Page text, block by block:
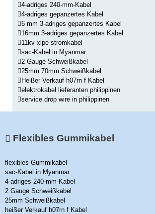
4-adriges 240-mm-Kabel
4-adriges gepanzertes Kabel
6 mm 3-adriges gepanzertes Kabel
16mm 3-adriges gepanzertes Kabel
11kv xlpe stromkabel
sac-Kabel in Myanmar
2 Gauge Schweißkabel
25mm 70mm Schweißkabel
Heißer Verkauf h07rn f Kabel
elektrokabel lieferanten philippinen
service drop wire in philippinen
Flexibles Gummikabel
flexibles Gummikabel
sac-Kabel in Myanmar
4-adriges 240-mm-Kabel
2 Gauge Schweißkabel
25mm Schweißkabel
heißer Verkauf h07rn f Kabel